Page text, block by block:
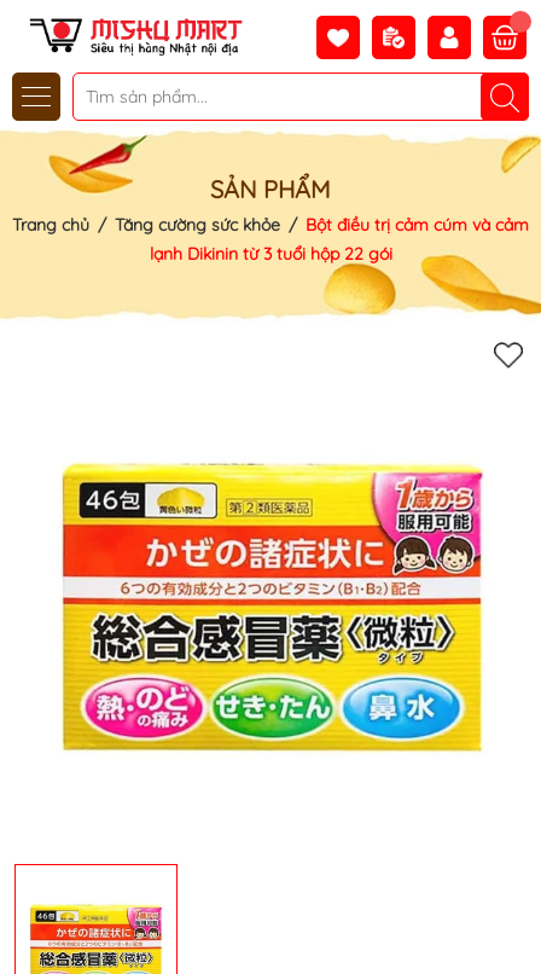
SẢN PHẨM
Trang chủ / Tăng cường sức khỏe / Bột điều trị cảm cúm và cảm
lạnh Dikinin từ 3 tuổi hộp 22 gói
Mã khuyến mãi:
Điều kiện: